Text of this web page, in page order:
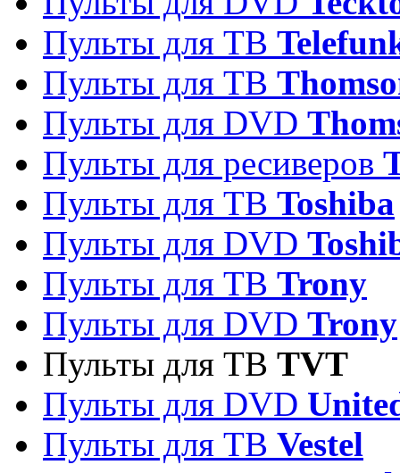
Пульты для ТВ
Пульты для ТВ
Пульты для DVD
Пульты для ресиверов
Пульты для ТВ Toshiba
Пульты для DVD
Пульты для ТВ Trony
Пульты для DVD Trony
Пульты для ТВ TVT
Пульты для DVD
Пульты для ТВ Vestel